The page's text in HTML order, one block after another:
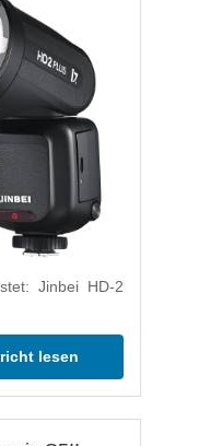
Jinbei HD-2
lesen